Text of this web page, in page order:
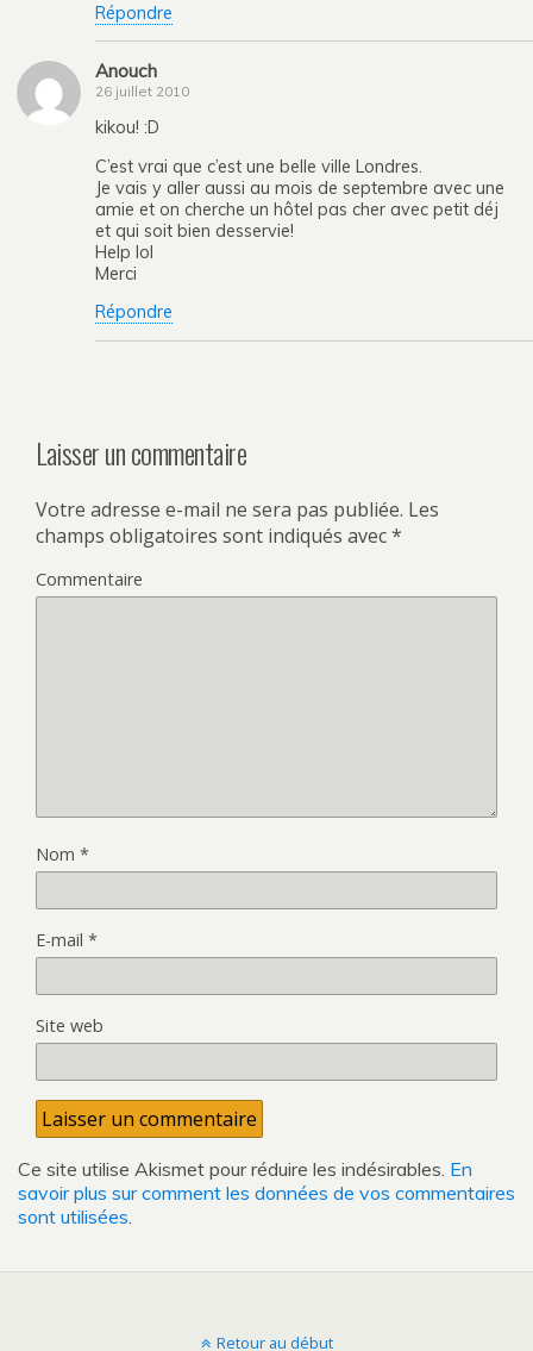
Répondre
Anouch
26 juillet 2010
kikou! :D
C’est vrai que c’est une belle ville Londres.
Je vais y aller aussi au mois de septembre avec une
amie et on cherche un hôtel pas cher avec petit déj
et qui soit bien desservie!
Help lol
Merci
Répondre
Laisser un commentaire
Votre adresse e-mail ne sera pas publiée. Les
champs obligatoires sont indiqués avec*
Commentaire
Nom *
E-mail *
Site web
Ce site utilise Akismet pour réduire les indésirables. En
savoir plus sur comment les données de vos commentaires
sont utilisées.
Retour au début